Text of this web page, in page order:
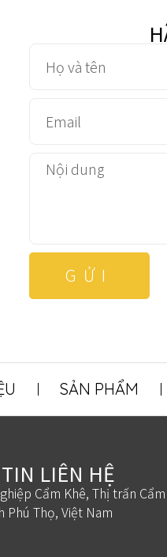
GỬI
SẢN PHẨM
LIÊN HỆ
Cẩm Khê, Thị trấn Cẩm
Phú Thọ, Việt Nam